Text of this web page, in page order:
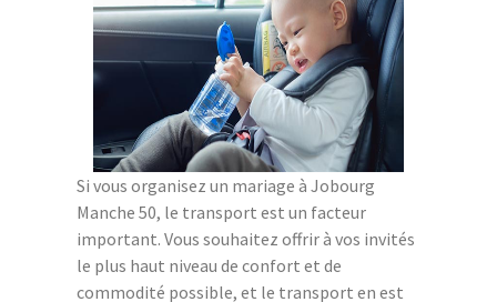
Si vous organisez un mariage à Jobourg
Manche 50, le transport est un facteur
important. Vous souhaitez offrir à vos invités
le plus haut niveau de confort et de
commodité possible, et le transport en est